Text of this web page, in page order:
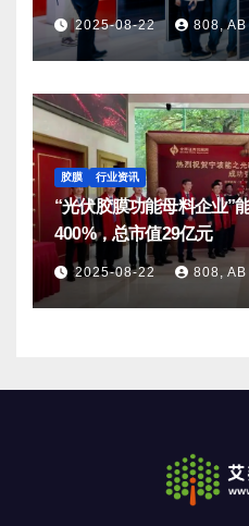
2025-08-22 808, AB
胶膜 行业资讯
“光伏胶膜功能母料企业”
400%，总市值29亿元
2025-08-22 808, AB